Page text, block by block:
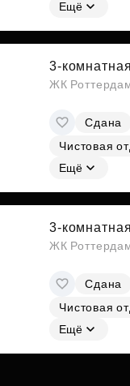
Субсидии
Ещё
3-
ЖК
Сдана
Чистовая
Ещё
3-
ЖК
Сдана
Чистовая
Ещё